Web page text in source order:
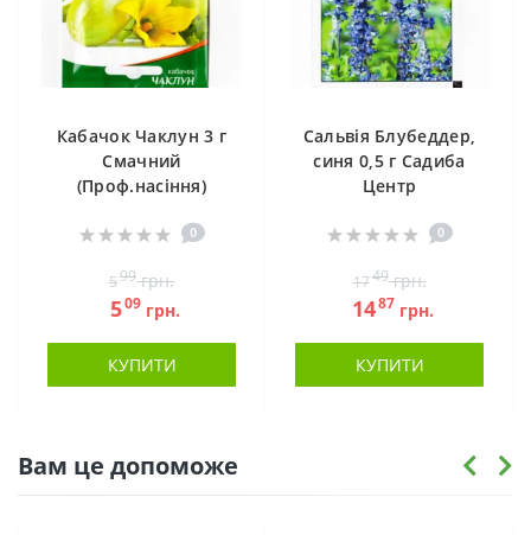
Кабачок Чаклун 3 г
Смачний
(Проф.насіння)
0
599грн.
509грн.
КУПИТИ
Сальвія Блубеддер,
синя 0,5 г Садиба
Центр
0
1749грн.
1487 грн.
КУПИТИ
Вам це допоможе